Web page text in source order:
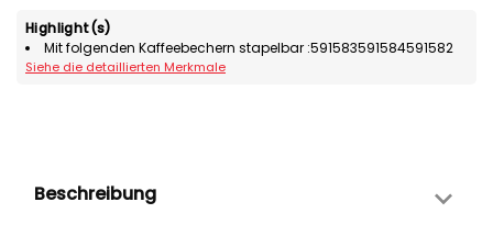
Highlight(s)
Mit folgenden Kaffeebechern stapelbar :591583591584591582
Siehe die detaillierten Merkmale
Beschreibung